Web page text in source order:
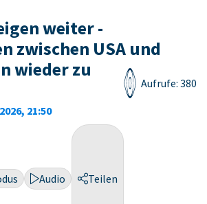
weiter -
zwischen USA und
wieder zu
21:50
Aufrufe: 380
Audio Teilen